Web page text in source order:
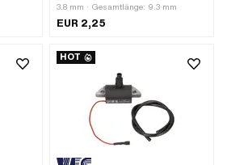
3.8 mm · Gesamtlänge: 9.3 mm
EUR 2,25
HOT